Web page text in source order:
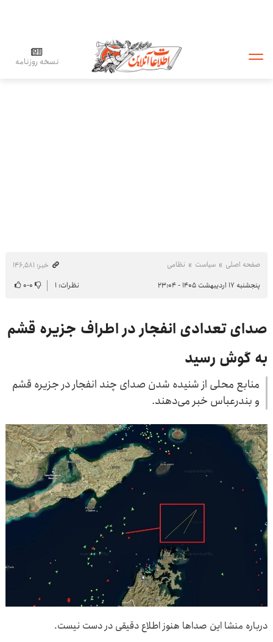
نسخه روزنامه
صفحه اصلی سیاست نظامی
خبر: ۱۴۶٬۵۸۱
پنجشنبه ۱۷ اردیبهشت ۱۴۰۵ - ۲۳:۰۴
نظرات: ۱ ۰-۰
صدای تعدادی انفجار در اطراف جزیره قشم
به گوش رسید
منابع محلی از شنیده شدن صدای چند انفجار در جزیره قشم
و بندرعباس خبر می‌دهند.
درباره منشا این صداها هنوز اطلاع دقیقی در دست نیست.